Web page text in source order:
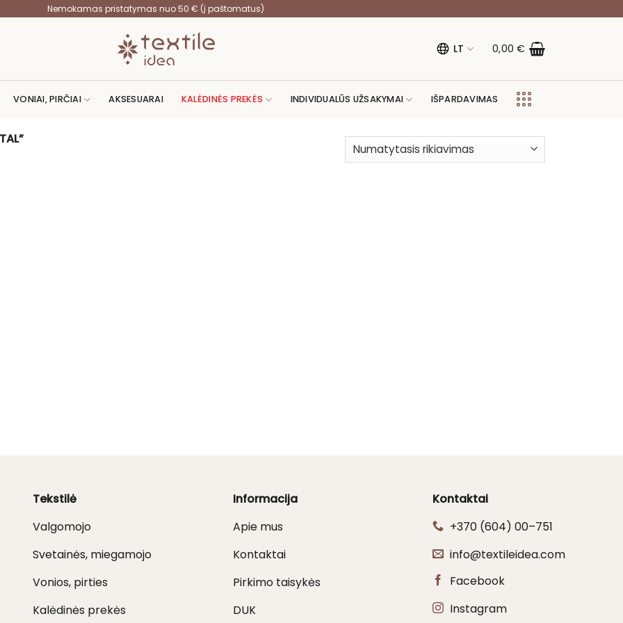
Nemokamas pristatymas nuo 50 € (į paštomatus)
LT 0,00€
VONIAI, PIRČIAI AKSESUARAI KALĖDINĖS PREKĖS INDIVIDUALŪS UŽSAKYMAI IŠPARDAVIMAS
Tekstilė
Valgomojo
Svetainės, miegamojo
Vonios, pirties
Kalėdinės prekės
Informacija
Apie mus
Kontaktai
Pirkimo taisykės
DUK
Kontaktai
+370 (604) 00–751
info@textileidea.com
Facebook
Instagram